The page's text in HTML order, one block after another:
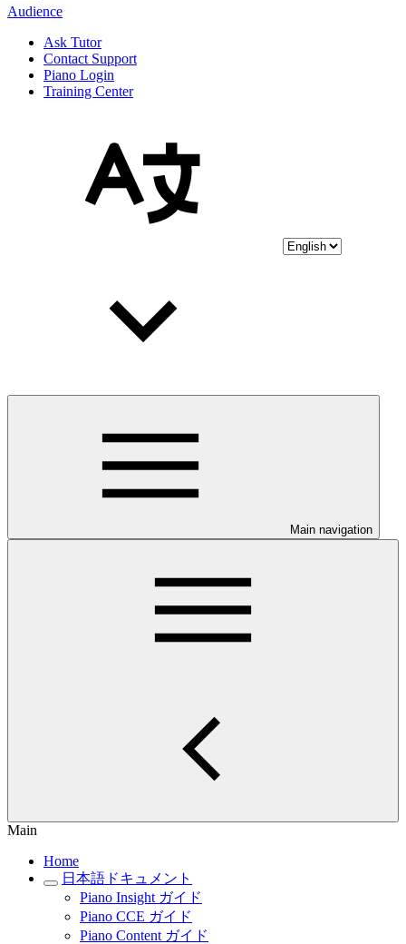
Audience
Ask Tutor
Contact Support
Piano Login
Training Center
Main navigation
Main
Home
日本語ドキュメント
Piano Insight ガイド
Piano CCE ガイド
Piano Content ガイド